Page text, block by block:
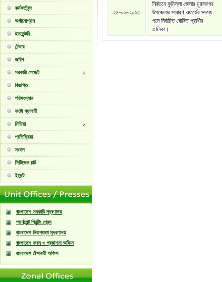
কর্মকর্তাবৃন্দ
অর্গানোগ্রাম
ইনভেন্টরি
টেন্ডার
জরিপ
সরকারী গেজেট
বিজ্ঞপ্তি
পরিসংখ্যান
ফটো গ্যালারী
মিডিয়া
প্রতিক্রিয়া
সংবাদ
সিটিজেন চার্ট
ইভেন্ট
বাংলাদেশ সরকারি মুদ্রণালয়
গভর্ণমেন্ট প্রিন্টিং প্রেস
বাংলাদেশ নিরাপত্তা মুদ্রণালয়
বাংলাদেশ ফরম ও প্রকাশনা অফিস
বাংলাদেশ ষ্টেশনারী অফিস
২৪-০৬-২০১৫
নির্বাচনে কুমিল্লা জেলার মুরাদনগর
উপজেলার সাধারণ ওয়ার্ডের সদস্য
পদে নির্বাচিত ঘোষিত প্রার্থীর
তালিকা।